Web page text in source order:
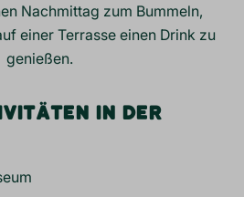
Nachmittag zum Bummeln,
einer Terrasse einen Drink zu
genießen.
IN DER